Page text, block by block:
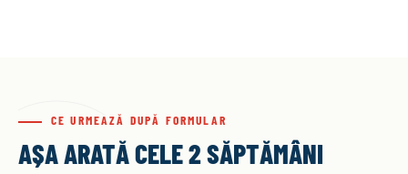
CE URMEAZĂ DUPĂ FORMULAR
AȘA ARATĂ CELE 2 SĂPTĂMÂNI